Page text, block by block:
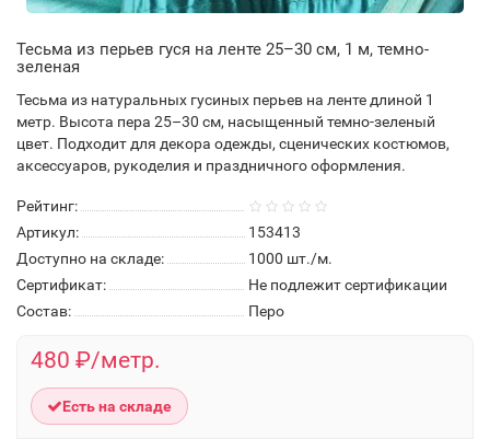
Тесьма из перьев гуся на ленте 25–30 см, 1 м, темно-
зеленая
Тесьма из натуральных гусиных перьев на ленте длиной 1
метр. Высота пера 25–30 см, насыщенный темно-зеленый
цвет. Подходит для декора одежды, сценических костюмов,
аксессуаров, рукоделия и праздничного оформления.
Рейтинг:
Артикул:
153413
Доступно на складе:
1000 шт./м.
Сертификат:
Не подлежит сертификации
Состав:
Перо
480 ₽/метр.
Есть на складе